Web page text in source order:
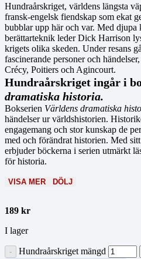
Hundraårskriget, världens längsta
fransk-engelsk fiendskap som ekat
bubblar upp här och var. Med djupa
berättarteknik leder Dick Harrison
krigets olika skeden. Under resans
fascinerande personer och
Crécy, Poitiers och Agincourt.
Hundraårskriget ingår i
dramatiska historia.
Bokserien Världens dramatiska
händelser ur världshistorien.
engagemang och stor kunskap de
med och förändrat historien. Med
erbjuder böckerna i serien utmärkt
för historia.
VISA MER DÖLJ
189 kr
I lager
Hundraårskriget mängd